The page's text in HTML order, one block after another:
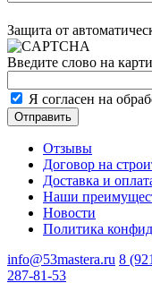
Защита от
Введите слово на
Я согласен на
Отзывы
Договор на
Доставка и
Наши
Новости
Политика
info@53mastera.ru 8
287-81-53